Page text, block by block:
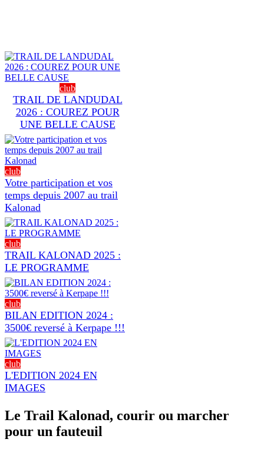
club
TRAIL DE LANDUDAL
2026 : COUREZ POUR
UNE BELLE CAUSE
club
Votre participation et vos
temps depuis 2007 au trail
Kalonad
club
TRAIL KALONAD 2025 :
LE PROGRAMME
club
BILAN EDITION 2024 :
3500€ reversé à Kerpape !!!
club
L'EDITION 2024 EN
IMAGES
Le Trail Kalonad, courir ou marcher
pour un fauteuil